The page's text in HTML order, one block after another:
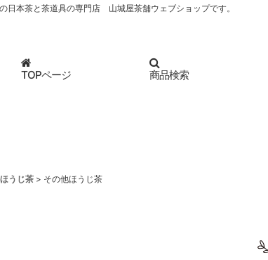
日本茶と茶道具の専門店 山城屋茶舗ウェブショップです。
TOPページ 商品検索
ほうじ茶 > その他ほうじ茶